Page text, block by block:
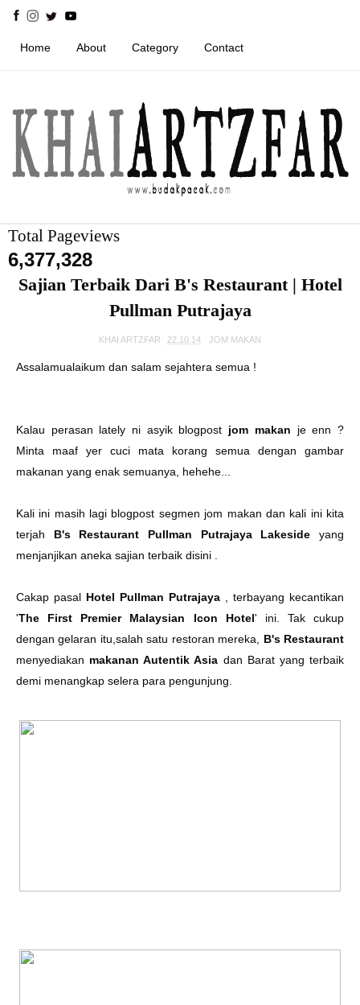
Home About Category Contact
Total Pageviews
6,377,328
Sajian Terbaik Dari B's Restaurant | Hotel
Pullman Putrajaya
KHAI ARTZFAR 22.10.14 JOM MAKAN
Assalamualaikum dan salam sejahtera semua !
Kalau perasan lately ni asyik blogpost jom makan je enn ?
Minta maaf yer cuci mata korang semua dengan gambar
makanan yang enak semuanya, hehehe...
Kali ini masih lagi blogpost segmen jom makan dan kali ini kita
terjah B's Restaurant Pullman Putrajaya Lakeside yang
menjanjikan aneka sajian terbaik disini .
Cakap pasal Hotel Pullman Putrajaya , terbayang kecantikan
'The First Premier Malaysian Icon Hotel' ini. Tak cukup
dengan gelaran itu,salah satu restoran mereka,
B's Restaurant
menyediakan makanan Autentik Asia dan Barat yang terbaik
demi menangkap selera para pengunjung.